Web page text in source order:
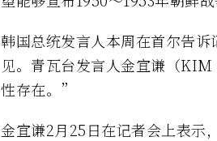
韩国总统发言人本周在首尔告
见。青瓦台发言人金宜谦（
性存在。”
金宜谦2月25日在记者会上表示